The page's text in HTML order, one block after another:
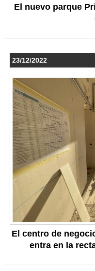
El nuevo parque
23/12/2022
El centro de
entra en la